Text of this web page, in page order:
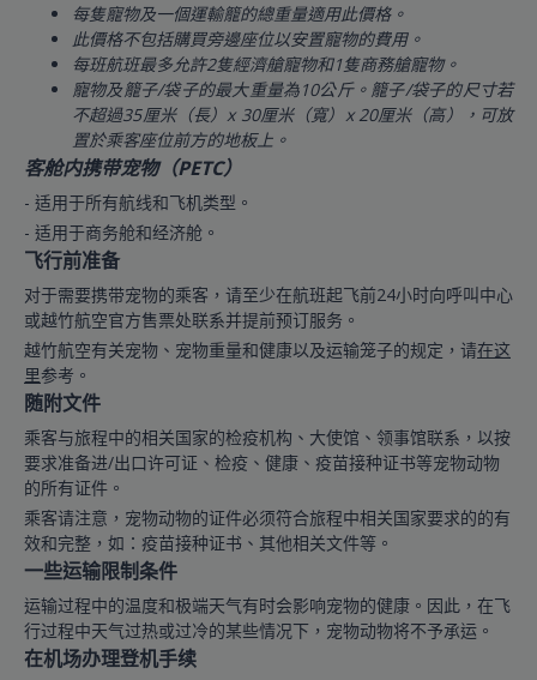
每隻寵物及一個運輸籠的總重量適用此價格。
此價格不包括購買旁邊座位以安置寵物的費用。
每班航班最多允許2隻經濟艙寵物和1隻商務艙寵物。
寵物及籠子/袋子的最大重量為10公斤。籠子/袋子的尺寸若
不超過35厘米（長）x 30厘米（寬）x 20厘米（高），可放
置於乘客座位前方的地板上。
客舱内携带宠物（PETC）
- 适用于所有航线和飞机类型。
- 适用于商务舱和经济舱。
飞行前准备
对于需要携带宠物的乘客，请至少在航班起飞前24小时向呼叫中心
或越竹航空官方售票处联系并提前预订服务。
越竹航空有关宠物、宠物重量和健康以及运输笼子的规定，请在这
里参考。
随附文件
乘客与旅程中的相关国家的检疫机构、大使馆、领事馆联系，以按
要求准备进/出口许可证、检疫、健康、疫苗接种证书等宠物动物
的所有证件。
乘客请注意，宠物动物的证件必须符合旅程中相关国家要求的的有
效和完整，如：疫苗接种证书、其他相关文件等。
一些运输限制条件
运输过程中的温度和极端天气有时会影响宠物的健康。因此，在飞
行过程中天气过热或过冷的某些情况下，宠物动物将不予承运。
在机场办理登机手续